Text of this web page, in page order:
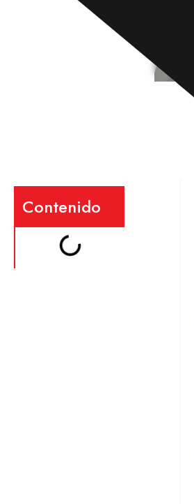
Contenido